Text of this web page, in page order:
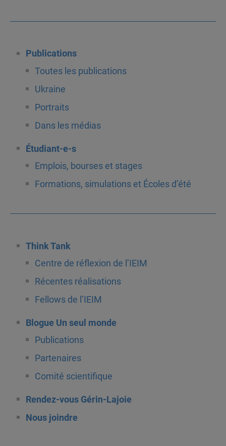
Publications
Toutes les publications
Ukraine
Portraits
Dans les médias
Étudiant-e-s
Emplois, bourses et stages
Formations, simulations et Écoles d’été
Think Tank
Centre de réflexion de l’IEIM
Récentes réalisations
Fellows de l’IEIM
Blogue Un seul monde
Publications
Partenaires
Comité scientifique
Rendez-vous Gérin-Lajoie
Nous joindre